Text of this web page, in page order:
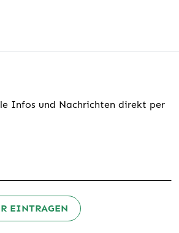
Infos und Nachrichten direkt per
EINTRAGEN